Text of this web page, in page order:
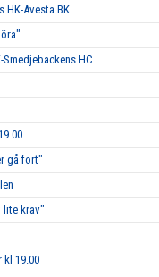
HK-Avesta BK
HC
gå fort"
lite krav"
kl 19.00